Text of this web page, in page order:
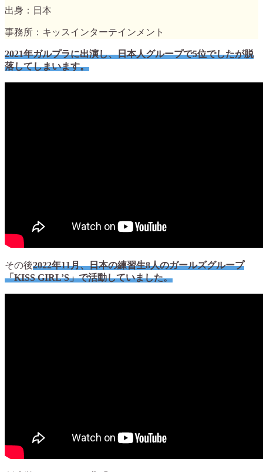
出身：日本
事務所：キッスインターテインメント
2021年ガルプラに出演し、日本人グループで5位でしたが脱
落してしまいます。
その後2022年11月、日本の練習生8人のガールズグループ
「KISS GIRL’S」で活動していました。